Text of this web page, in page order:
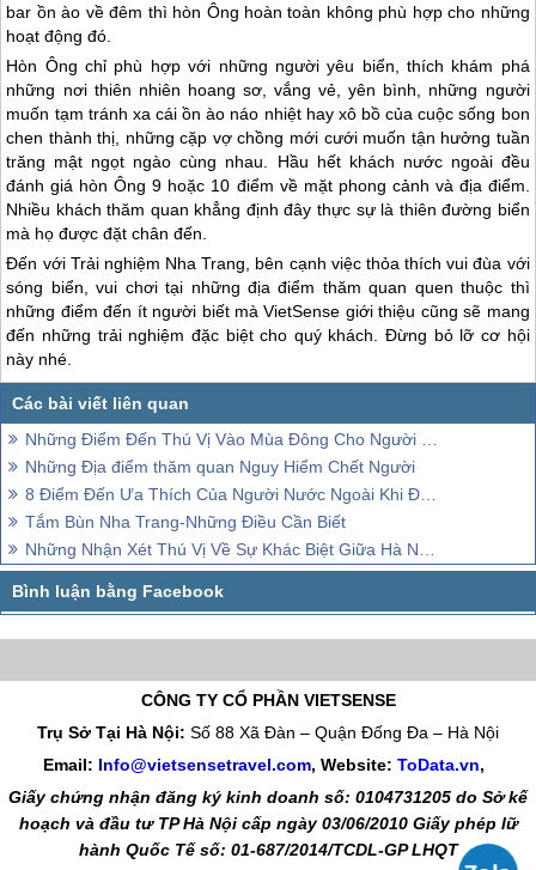
bar ồn ào về đêm thì hòn Ông hoàn toàn không phù hợp cho những
hoạt động đó.
Hòn Ông chỉ phù hợp với những người yêu biển, thích khám phá
những nơi thiên nhiên hoang sơ, vắng vẻ, yên bình, những người
muốn tạm tránh xa cái ồn ào náo nhiệt hay xô bồ của cuộc sống bon
chen thành thị, những cặp vợ chồng mới cưới muốn tận hưởng tuần
trăng mật ngọt ngào cùng nhau. Hầu hết khách nước ngoài đều
đánh giá hòn Ông 9 hoặc 10 điểm về mặt phong cảnh và địa điểm.
Nhiều khách thăm quan khẳng định đây thực sự là thiên đường biển
mà họ được đặt chân đến.
Đến với Trải nghiệm Nha Trang , bên cạnh việc thỏa thích vui đùa với
sóng biển, vui chơi tại những địa điểm thăm quan quen thuộc thì
những điểm đến ít người biết mà VietSense giới thiệu cũng sẽ mang
đến những trải nghiệm đặc biệt cho quý khách. Đừng bỏ lỡ cơ hội
này nhé.
Những Điểm Đến Thú Vị Vào Mùa Đông Cho Người đam mê xê dịch
Những Địa điểm thăm quan Nguy Hiểm Chết Người
8 Điểm Đến Ưa Thích Của Người Nước Ngoài Khi Đến Việt Nam
Tắm Bùn Nha Trang-Những Điều Cần Biết
Những Nhận Xét Thú Vị Về Sự Khác Biệt Giữa Hà Nội Và Hồ Chí Minh
CÔNG TY CỔ PHẦN VIETSENSE
Trụ Sở Tại Hà Nội: Số 88 Xã Đàn – Quận Đống Đa – Hà Nội
Email: Info@vietsensetravel.com, Website: ToData.vn,
Giấy chứng nhận đăng ký kinh doanh số: 0104731205 do Sở kế
hoạch và đầu tư TP Hà Nội cấp ngày 03/06/2010 Giấy phép lữ
hành Quốc Tế số: 01-687/2014/TCDL-GP LHQT